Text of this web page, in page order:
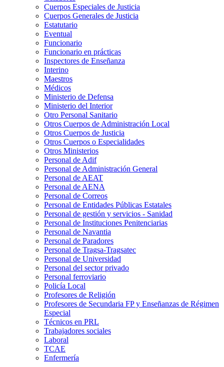
Cuerpos Especiales de Justicia
Cuerpos Generales de Justicia
Estatutario
Eventual
Funcionario
Funcionario en prácticas
Inspectores de Enseñanza
Interino
Maestros
Médicos
Ministerio de Defensa
Ministerio del Interior
Otro Personal Sanitario
Otros Cuerpos de Administración Local
Otros Cuerpos de Justicia
Otros Cuerpos o Especialidades
Otros Ministerios
Personal de Adif
Personal de Administración General
Personal de AEAT
Personal de AENA
Personal de Correos
Personal de Entidades Públicas Estatales
Personal de gestión y servicios - Sanidad
Personal de Instituciones Penitenciarias
Personal de Navantia
Personal de Paradores
Personal de Tragsa-Tragsatec
Personal de Universidad
Personal del sector privado
Personal ferroviario
Policía Local
Profesores de Religión
Profesores de Secundaria FP y Enseñanzas de Régimen
Especial
Técnicos en PRL
Trabajadores sociales
Laboral
TCAE
Enfermería